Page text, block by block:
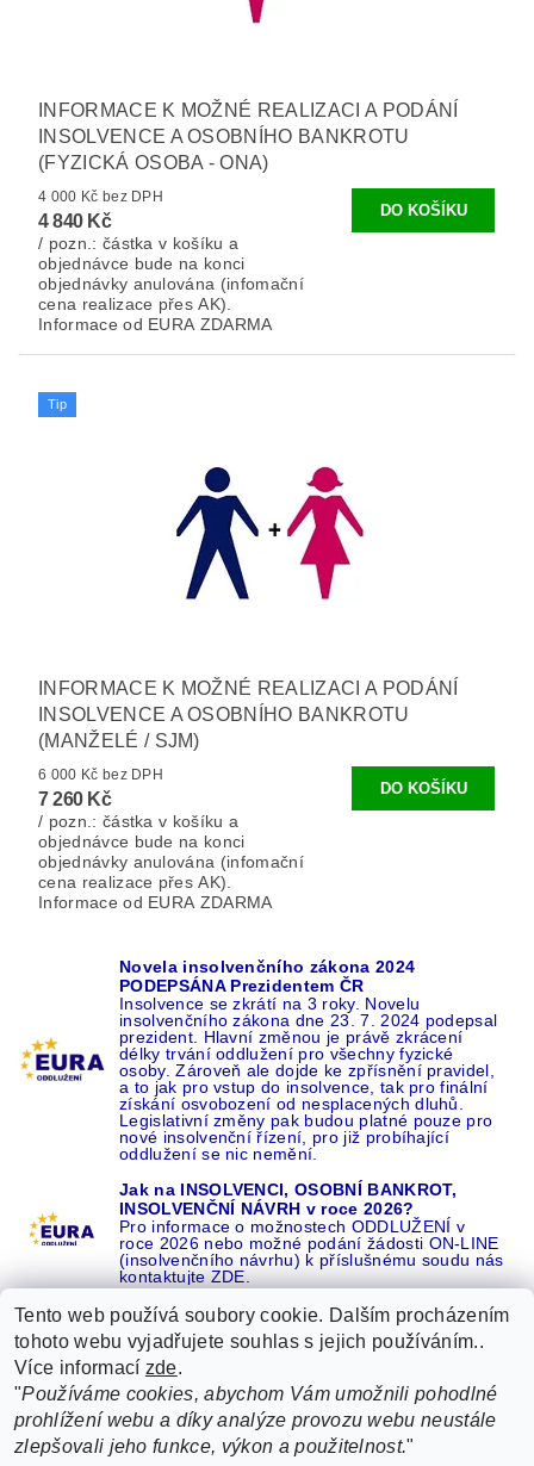
INFORMACE K MOŽNÉ REALIZACI A PODÁNÍ
INSOLVENCE A OSOBNÍHO BANKROTU
(FYZICKÁ OSOBA - ONA)
4 000 Kč bez DPH
4 840 Kč
/ pozn.: částka v košíku a
objednávce bude na konci
objednávky anulována (infomační
cena realizace přes AK).
Informace od EURA ZDARMA
Tip
INFORMACE K MOŽNÉ REALIZACI A PODÁNÍ
INSOLVENCE A OSOBNÍHO BANKROTU
(MANŽELÉ / SJM)
6 000 Kč bez DPH
7 260 Kč
/ pozn.: částka v košíku a
objednávce bude na konci
objednávky anulována (infomační
cena realizace přes AK).
Informace od EURA ZDARMA
Novela insolvenčního zákona 2024
PODEPSÁNA Prezidentem ČR
Insolvence se zkrátí na 3 roky. Novelu
insolvenčního zákona dne 23. 7. 2024 podepsal
prezident. Hlavní změnou je právě zkrácení
délky trvání oddlužení pro všechny fyzické
osoby. Zároveň ale dojde ke zpřísnění pravidel,
a to jak pro vstup do insolvence, tak pro finální
získání osvobození od nesplacených dluhů.
Legislativní změny pak budou platné pouze pro
nové insolvenční řízení, pro již probíhající
oddlužení se nic nemění.
Jak na INSOLVENCI, OSOBNÍ BANKROT,
INSOLVENČNÍ NÁVRH v roce 2026?
Pro informace o možnostech ODDLUŽENÍ v
roce 2026 nebo možné podání žádosti ON-LINE
(insolvenčního návrhu) k příslušnému soudu nás
kontaktujte ZDE.
Recenze o NÁS na GOOGLE 16 let REFERENCÍ v celé ČR |
Recenze o NÁS na SEZNAMU |
ŽÁDEJTE život BEZ DLUHŮ nebo EXEKUCÍ ZDE
Tento web používá soubory cookie. Dalším procházením
tohoto webu vyjadřujete souhlas s jejich používáním..
Více informací zde.
"Používáme cookies, abychom Vám umožnili pohodlné
prohlížení webu a díky analýze provozu webu neustále
zlepšovali jeho funkce, výkon a použitelnost."